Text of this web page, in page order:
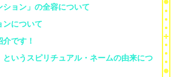
ョン」の全容について
ンについて
です！
というスピリチュアル・ネームの由来につ